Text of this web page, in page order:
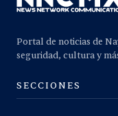
Portal de noticias de
seguridad, cultura y
SECCIONES